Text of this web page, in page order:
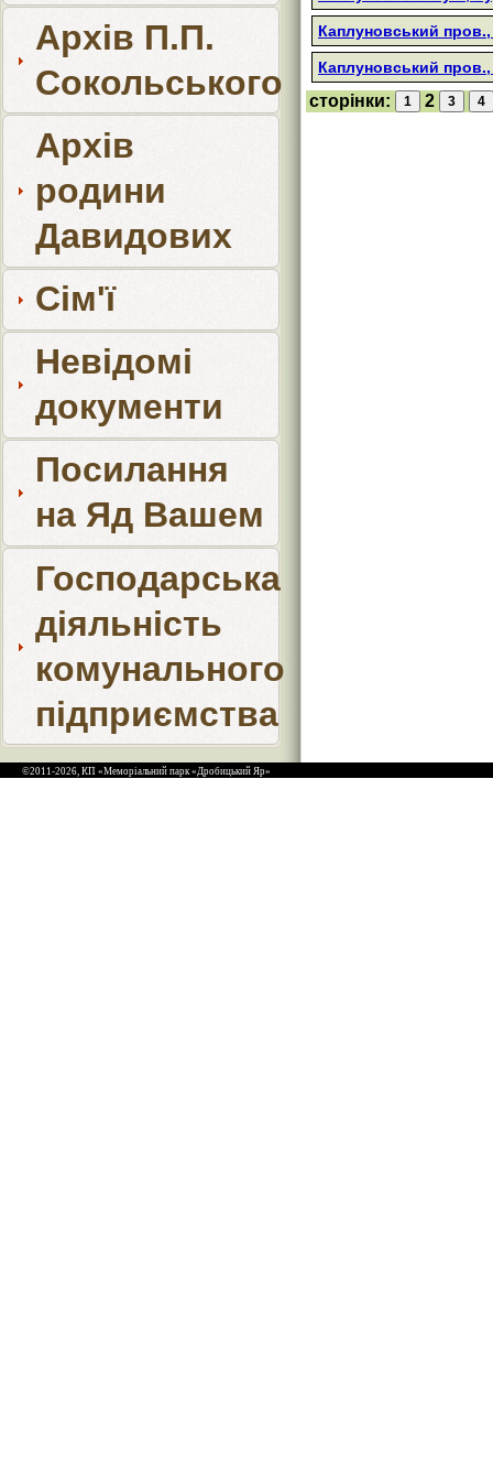
Архів П.П.
Сокольського
Архів
родини
Давидових
Сім'ї
Невідомі
документи
Посилання
на Яд Вашем
Господарська
діяльність
комунального
підприємства
Каплуновський
Каплуновський
сторінки: 2
©2011-2026, КП «Меморіальний парк «Дробицький Яр»